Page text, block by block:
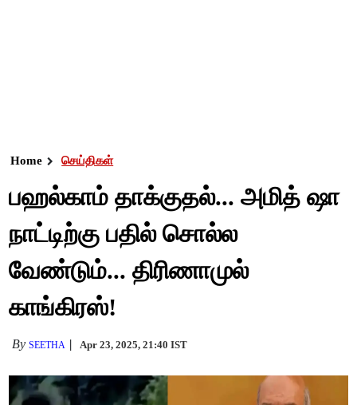
Home செய்திகள்
பஹல்காம் தாக்குதல்... அமித் ஷா
நாட்டிற்கு பதில் சொல்ல
வேண்டும்... திரிணாமுல்
காங்கிரஸ்!
BySEETHA Apr 23, 2025, 21:40 IST